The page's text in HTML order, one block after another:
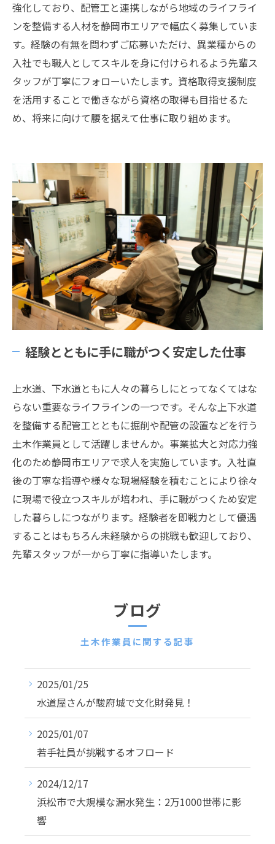
強化しており、配管工と連携しながら地域のライフライ
ンを整備する人材を静岡市エリアで幅広く募集していま
す。経験の有無を問わずご応募いただけ、異業種からの
入社でも職人としてスキルを身に付けられるよう先輩ス
タッフが丁寧にフォローいたします。資格取得支援制度
を活用することで働きながら資格の取得も目指せるた
め、将来に向けて腰を据えて仕事に取り組めます。
経験とともに手に職がつく安定した仕事
上水道、下水道ともに人々の暮らしにとってなくてはな
らない重要なライフラインの一つです。そんな上下水道
を整備する配管工とともに掘削や配管の設置などを行う
土木作業員として活躍しませんか。事業拡大と対応力強
化のため静岡市エリアで求人を実施しています。入社直
後の丁寧な指導や様々な現場経験を積むことにより徐々
に現場で役立つスキルが培われ、手に職がつくため安定
した暮らしにつながります。経験者を即戦力として優遇
することはもちろん未経験からの挑戦も歓迎しており、
先輩スタッフが一から丁寧に指導いたします。
ブログ
土木作業員に関する記事
2025/01/25
水道屋さんが駿府城で文化財発見！
2025/01/07
若手社員が挑戦するオフロード
2024/12/17
浜松市で大規模な漏水発生：2万1000世帯に影
響